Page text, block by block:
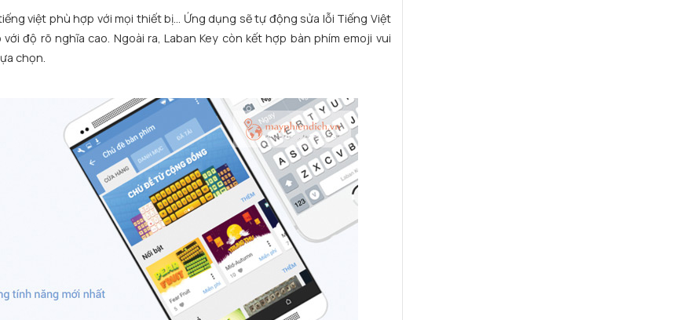
việt phù hợp với mọi thiết bị… Ứng dụng sẽ tự động sửa lỗi Tiếng Việt
độ rõ nghĩa cao. Ngoài ra, Laban Key còn kết hợp bàn phím emoji vui
chọn.